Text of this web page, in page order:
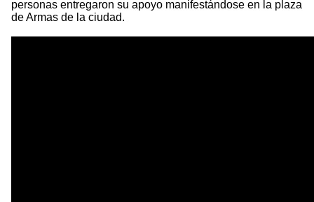
personas entregaron su apoyo manifestándose en la plaza
de Armas de la ciudad.